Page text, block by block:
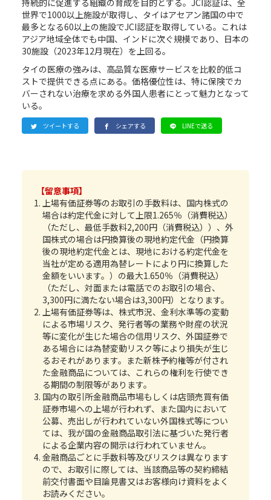
世界で1000以上施設が取得し、タイはアセアン諸国の中で
最多となる60以上の施設でJCI認証を取得している。これは
アジア地域全体でも中国、インドに次ぐ規模であり、日本の
30施設（2023年12月現在）を上回る。
タイの医療の強みは、高品質な医療サービスを比較的低コ
ストで提供できる点にある。価格優位性は、特に保険でカ
バーされない治療を求める外国人患者にとって魅力となって
いる。
ツイートする シェアする LINEで送る
【留意事項】
上場有価証券等のお取引の手数料は、国内株式の
場合は約定代金に対して上限1.265％（消費税込）
（ただし、最低手数料2,200円（消費税込））、外
国株式の場合は円換算後の現地約定代金（円換算
後の現地約定代金とは、現地における約定代金を
当社が定める適用為替レートにより円に換算した
金額をいいます。）の最大1.650％（消費税込）
（ただし、対面または電話でのお取引の場合、
3,300円に満たない場合は3,300円）となります。
上場有価証券等は、株式市況、金利水準等の変動
による市場リスク、発行者等の業務や財産の状況
等に変化が生じた場合の信用リスク、外国証券で
ある場合には為替変動リスク等により損失が生じ
るおそれがあります。また新株予約権等が付され
た金融商品については、これらの権利を行使でき
る期間の制限等があります。
国内の取引所金融商品市場もしくは店頭売買有価
証券市場への上場が行われず、また国内において
公募、売出しが行われていない外国株式等につい
ては、我が国の金融商品取引法に基づいた発行者
による企業内容の開示は行われていません。
金融商品ごとに手数料等及びリスクは異なります
ので、お取引に際しては、当該商品等の契約締結
前交付書面や目論見書又はお客様向け資料をよく
お読みください。